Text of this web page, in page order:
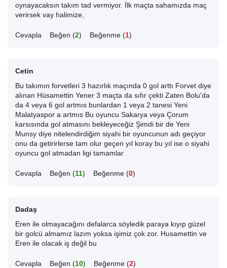
oynayacaksın takım tad vermiyor. İlk maçta sahamızda maç
verirsek vay halimize,
Cevapla Beğen (2) Beğenme (1)
Cetin
Bu takımın forvetleri 3 hazırlık maçında 0 gol arttı Forvet diye
alınan Hüsamettin Yener 3 maçta da sıfır çekti Zaten Bolu'da
da 4 veya 6 gol artmıs bunlardan 1 veya 2 tanesi Yeni
Malatyaspor a artmıs Bu oyuncu Sakarya veya Çorum
karsısında gol atmasını bekleyeceğiz Şimdi bir de Yeni
Munsy diye nitelendirdiğim siyahi bir oyuncunun adı geçiyor
onu da getirirlerse tam olur geçen yıl koray bu yıl ise o siyahi
oyuncu gol atmadan ligi tamamlar
Cevapla Beğen (11) Beğenme (0)
Dadaş
Eren ile olmayacağını defalarca söyledik paraya kıyıp güzel
bir golcü almamız lazım yoksa işimiz çok zor. Husamettin ve
Eren ile olacak iş değil bu
Cevapla Beğen (10) Beğenme (2)